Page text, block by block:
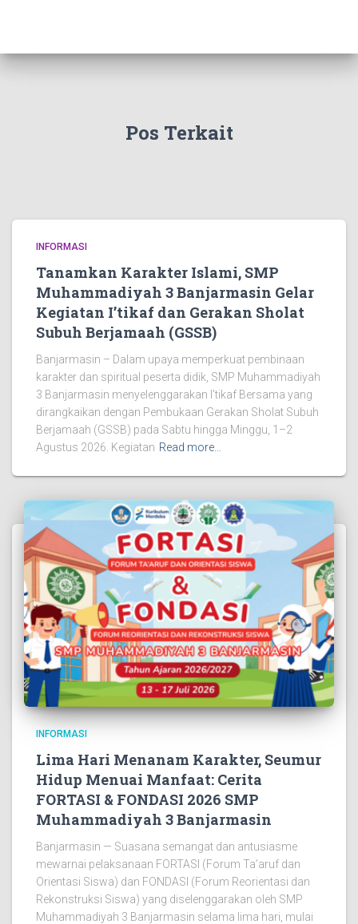
Pos Terkait
INFORMASI
Tanamkan Karakter Islami, SMP
Muhammadiyah 3 Banjarmasin Gelar
Kegiatan I’tikaf dan Gerakan Sholat
Subuh Berjamaah (GSSB)
Banjarmasin – Dalam upaya memperkuat pembinaan
karakter dan spiritual peserta didik, SMP Muhammadiyah
3 Banjarmasin menyelenggarakan I’tikaf Bersama yang
dirangkaikan dengan Pembukaan Gerakan Sholat Subuh
Berjamaah (GSSB) pada Sabtu hingga Minggu, 1–2
Agustus 2026. Kegiatan Read more…
INFORMASI
Lima Hari Menanam Karakter, Seumur
Hidup Menuai Manfaat: Cerita
FORTASI & FONDASI 2026 SMP
Muhammadiyah 3 Banjarmasin
Banjarmasin — Suasana semangat dan antusiasme
mewarnai pelaksanaan FORTASI (Forum Ta’aruf dan
Orientasi Siswa) dan FONDASI (Forum Reorientasi dan
Rekonstruksi Siswa) yang diselenggarakan oleh SMP
Muhammadiyah 3 Banjarmasin selama lima hari, mulai